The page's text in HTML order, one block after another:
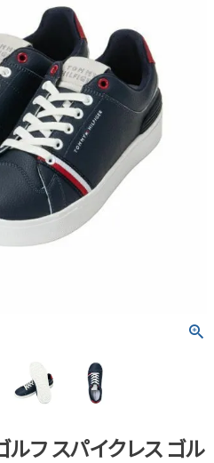
ルフ スパイクレス ゴル